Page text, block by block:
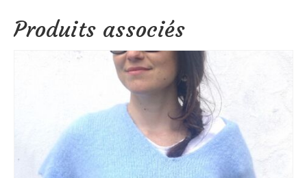
Produits associés